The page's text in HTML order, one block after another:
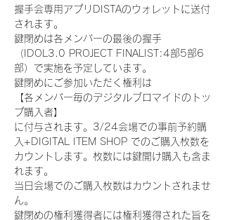
握手会専用アプリDISTAのウォレットに送付
されます。
鍵閉めは各メンバーの最後の握手
（IDOL3.0 PROJECT FINALIST:4部5部6
部）で実施を予定しています。
鍵閉めにご参加いただく権利は
【各メンバー毎のデジタルブロマイドのトッ
プ購入者】
に付与されます。3/24会場での事前予約購
入+DIGITAL ITEM SHOP でのご購入枚数を
カウントします。枚数には鍵開け購入も含ま
れます。
当日会場でのご購入枚数はカウントされませ
ん。
鍵閉めの権利獲得者には権利獲得された旨を